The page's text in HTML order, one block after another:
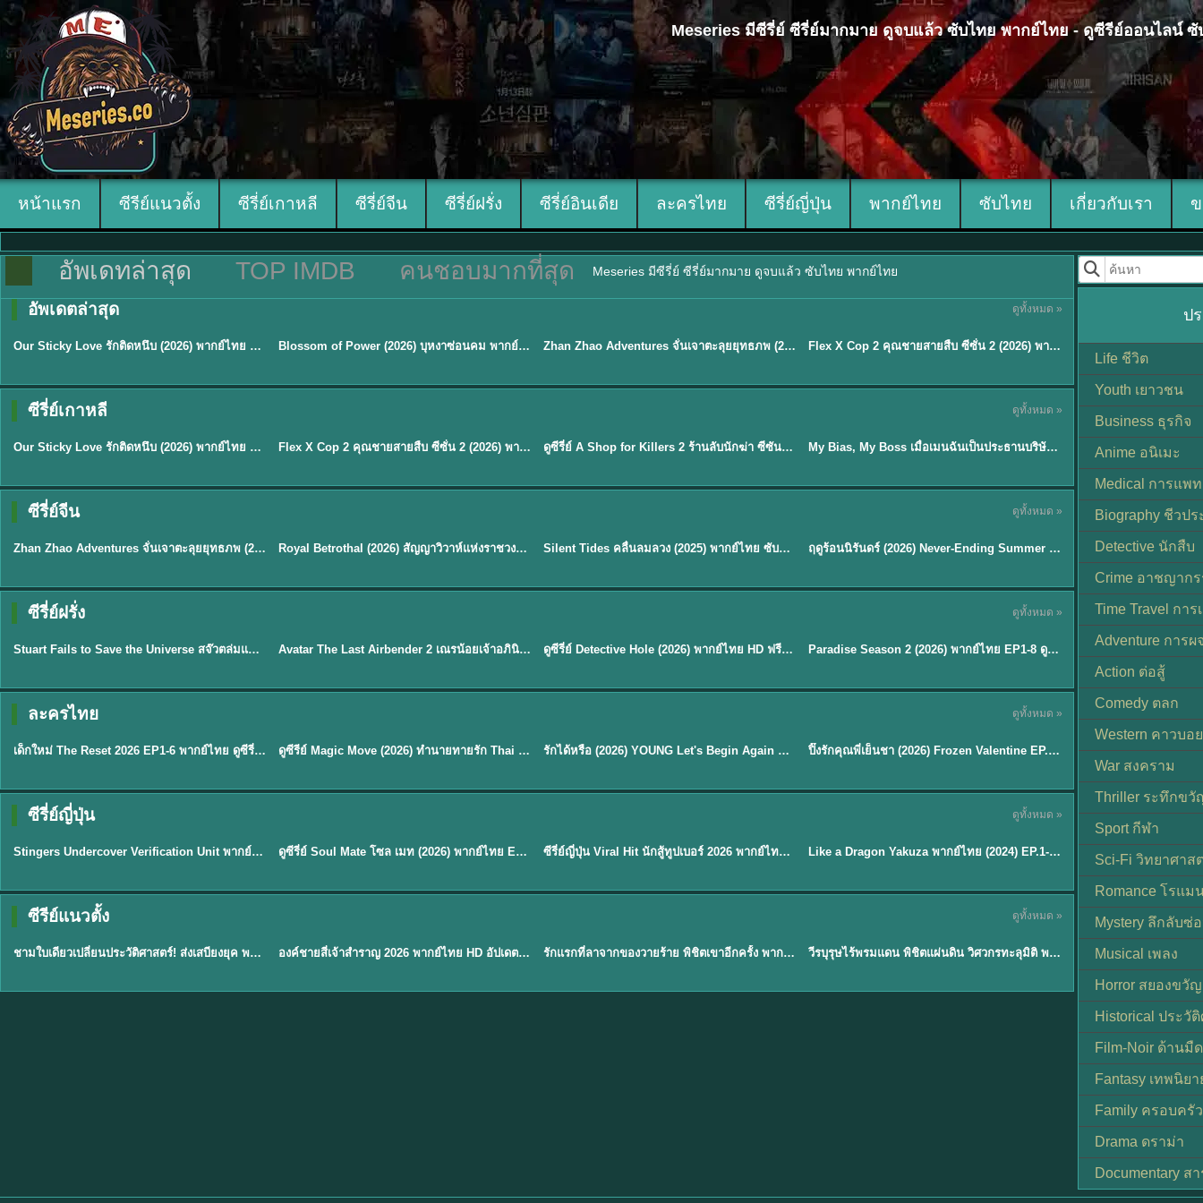
Meseries มีซีรี่ย์ ซีรี่ย์มากมาย ดูจบแล้ว ซับไทย พากย์ไทย - ดูซีรีย์ออนไลน์
หน้าแรก ซีรีย์แนวตั้ง ซีรี่ย์เกาหลี ซีรี่ย์จีน ซีรี่ย์ฝรั่ง ซีรี่ย์อินเดีย ละครไทย ซีรี่ย์ญี่ปุ่น พากย์ไทย ซับไทย เกี่ยวกับเรา
อัพเดทล่าสุด TOP IMDB คนชอบมากที่สุด Meseries มีซีรี่ย์ ซีรี่ย์มากมาย ดูจบแล้ว ซับไทย พากย์ไทย
อัพเดตล่าสุด ดูทั้งหมด »
★6
ซับไทย
Our Sticky Love รักติดหนึบ (2026) พากย์ไทย ซับไทย EP.1-12 Blossom of Power (2026) บุหงาซ่อนคม พากย์ไทย ซับไทย EP1-36 ★5 Zhan Zhao Adventures จั่นเจาตะลุยยุทธภพ (2026) พากย์ไทย ซับไทย EP.1-37 (จบ) ★8 Flex X Cop 2 คุณชายสายสืบ ซีซั่น 2 (2026) พากย์ไทย ซับไทย EP.1-14
ซีรี่ย์เกาหลี ดูทั้งหมด »
★6
ซับไทย
Our Sticky Love รักติดหนึบ (2026) พากย์ไทย ซับไทย EP.1-12 ★8 Flex X Cop 2 คุณชายสายสืบ ซีซั่น 2 (2026) พากย์ไทย ซับไทย EP.1-14 ★8 EP.16ดูซีรี่ย์ A Shop for Killers 2 ร้านลับนักฆ่า ซีซัน 2 (2026) ซับไทย-พากย์ไทย My Bias, My Boss เมื่อเมนฉันเป็นประธานบริษัท (2026) พากย์ไทย ซับไทย EP.1-12
ซีรี่ย์จีน ดูทั้งหมด »
★5
พากย์ไทย
Zhan Zhao Adventures จั่นเจาตะลุยยุทธภพ (2026) พากย์ไทย ซับไทย EP.1-37 (จบ) ★9 Royal Betrothal (2026) สัญญาวิวาห์แห่งราชวงศ์ พากย์ไทย ซับไทย EP1-32 ★9.5 Silent Tides คลื่นลมลวง (2025) พากย์ไทย ซับไทย EP.1-31 ★8.8 ฤดูร้อนนิรันดร์ (2026) Never-Ending Summer พากย์ไทย EP.1-29
ซีรี่ย์ฝรั่ง ดูทั้งหมด »
★9.3
พากย์ไทย
Stuart Fails to Save the Universe สจ๊วตล่มแผนกู้จักรวาล (2026) พากย์ไทย ซับไทย EP.1-10 ★7.8 EP.7Avatar The Last Airbender 2 เณรน้อยเจ้าอภินิหาร พากย์ไทย EP.9ดูซีรี่ย์ Detective Hole (2026) พากย์ไทย HD ฟรี อัปเดตล่าสุด Netflix EP.8Paradise Season 2 (2026) พากย์ไทย EP1-8 ดูซีรี่ย์ฝรั่ง HD ครบทุกตอน
ละครไทย ดูทั้งหมด »
★ 8 EP.6
พากย์ไทย
เด็กใหม่ The Reset 2026 EP1-6 พากย์ไทย ดูซีรี่ย์ Netflix ล่าสุด HD ดูซีรีย์ Magic Move (2026) ทำนายทายรัก Thai EP.1-10 HD รักได้หรือ (2026) YOUNG Let's Begin Again พากย์ไทย EP.1-19 ★8 ปิ๊งรักคุณพี่เย็นชา (2026) Frozen Valentine EP.1-10 (จบ)
ซีรี่ย์ญี่ปุ่น ดูทั้งหมด »
EP.11
พากย์ไทย
Stingers Undercover Verification Unit พากย์ไทย EP1-11 HD ฟรี ★8 EP.8ดูซีรี่ย์ Soul Mate โซล เมท (2026) พากย์ไทย EP.1-8 (จบ) ★7.9 EP.6ซีรี่ย์ญี่ปุ่น Viral Hit นักสู้ทูปเบอร์ 2026 พากย์ไทย EP.1-6 ★7 EP.6Like a Dragon Yakuza พากย์ไทย (2024) EP.1-6 (จบ)
ซีรีย์แนวตั้ง ดูทั้งหมด »
EP.1
พากย์ไทย
ชามใบเดียวเปลี่ยนประวัติศาสตร์! ส่งเสบียงยุค พากย์ไทย EP.1องค์ชายสี่เจ้าสำราญ 2026 พากย์ไทย HD อัปเดตล่าสุด ดูออนไลน์ EP.1รักแรกที่ลาจากของวายร้าย พิชิตเขาอีกครั้ง พากย์ไทย EP.1วีรบุรุษไร้พรมแดน พิชิตแผ่นดิน วิศวกรทะลุมิติ พลิกแผ่นดิน
ป
Life ชีวิต
Youth เยาวชน
Business ธุรกิจ
Anime อนิเมะ
Medical การแพ
Biography ชีวปร
Detective นักสืบ
Crime อาชญาก
Time Travel กา
Adventure การ
Action ต่อสู้
Comedy ตลก
Western คาวบอ
War สงคราม
Thriller ระทึกขวั
Sport กีฬา
Sci-Fi วิทยาศาส
Romance โรแม
Mystery ลึกลับซ่
Musical เพลง
Horror สยองขวัญ
Historical ประวั
Film-Noir ด้านมื
Fantasy เทพนิยา
Family ครอบครัว
Drama ดราม่า
Documentary ส